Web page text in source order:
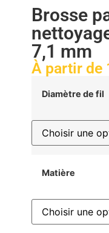
Brosse
7,1 mm
À partir de
Diamètre de fil
Matière